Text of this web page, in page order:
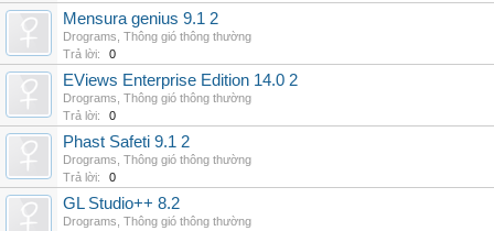
Mensura genius 9.1 2
Drograms Thông gió thông thường
Trả lời:
0
EViews Enterprise Edition 14.0 2
Drograms Thông gió thông thường
Trả lời:
0
Phast Safeti 9.1 2
Drograms Thông gió thông thường
Trả lời:
0
GL Studio++ 8.2
Drograms Thông gió thông thường